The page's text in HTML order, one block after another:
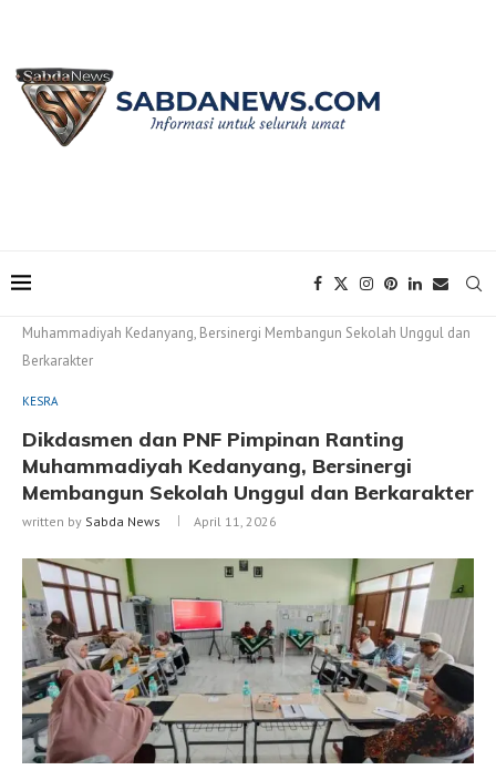
Muhammadiyah Kedanyang, Bersinergi Membangun Sekolah Unggul dan
Berkarakter
KESRA
Dikdasmen dan PNF Pimpinan Ranting
Muhammadiyah Kedanyang, Bersinergi
Membangun Sekolah Unggul dan Berkarakter
written by Sabda News April 11, 2026